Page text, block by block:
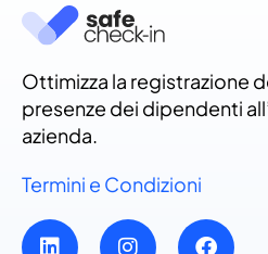
Ottimizza la registrazione
presenze dei dipendenti
azienda.
Termini e Condizioni